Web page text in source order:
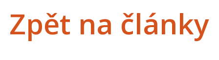
Zpět na články